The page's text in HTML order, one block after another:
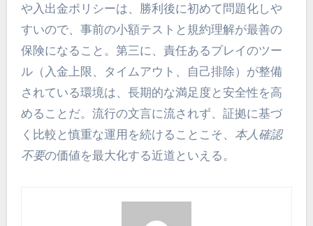
や入出金ポリシーは、勝利後に初めて問題化しや
すいので、事前の小額テストと規約理解が最善の
保険になること。第三に、責任あるプレイのツー
ル（入金上限、タイムアウト、自己排除）が整備
されている環境は、長期的な満足度と安全性を高
めることだ。流行の文言に流されず、証拠に基づ
く比較と慎重な運用を続けることこそ、 本人確認
不要の価値を最大化する近道といえる。